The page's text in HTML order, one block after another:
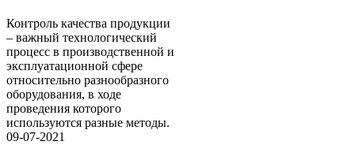
Контроль качества продукции
– важный технологический
процесс в производственной и
эксплуатационной сфере
относительно разнообразного
оборудования, в ходе
проведения которого
используются разные методы.
09-07-2021